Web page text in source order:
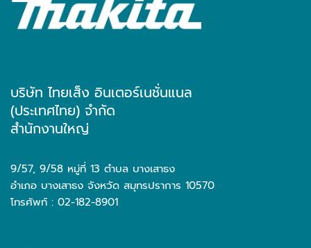
บริษัท ไทยเส็ง อินเตอร์เนชั่นแนล
(ประเทศไทย) จำกัด
สำนักงานใหญ่
9/57, 9/58 หมู่ที่ 13 ตำบล บางเสาธง
อำเภอ บางเสาธง จังหวัด สมุทรปราการ 10570
โทรศัพท์ : 02-182-8901